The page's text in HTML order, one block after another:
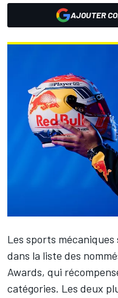
AJOUTER
Les sports
dans la liste des
Awards, qui
catégories. Les deux